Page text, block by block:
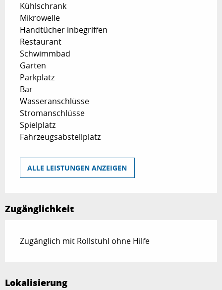
Kühlschrank
Mikrowelle
Handtücher inbegriffen
Restaurant
Schwimmbad
Garten
Parkplatz
Bar
Wasseranschlüsse
Stromanschlüsse
Spielplatz
Fahrzeugsabstellplatz
ALLE LEISTUNGEN ANZEIGEN
Zugänglichkeit
Zugänglich mit Rollstuhl ohne Hilfe
Lokalisierung